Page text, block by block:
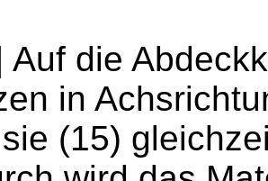
Auf die
in
(15)